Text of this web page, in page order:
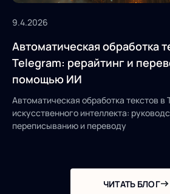
9.4.2026
Автоматическая обработка
Telegram: рерайтинг и
помощью ИИ
Автоматическая обработка текстов
искусственного интеллекта:
переписыванию и переводу
ЧИТАТЬ БЛОГ